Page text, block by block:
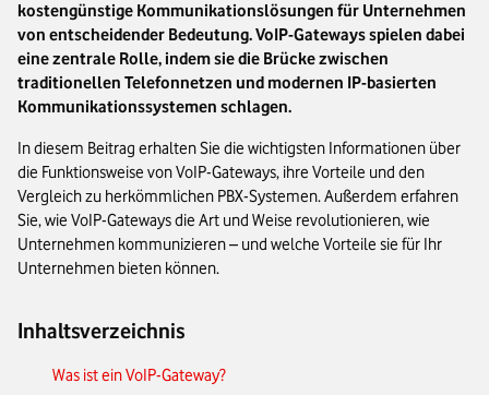
kostengünstige Kommunikationslösungen für Unternehmen
von entscheidender Bedeutung. VoIP-Gateways spielen dabei
eine zentrale Rolle, indem sie die Brücke zwischen
traditionellen Telefonnetzen und modernen IP-basierten
Kommunikationssystemen schlagen.
In diesem Beitrag erhalten Sie die wichtigsten Informationen über
die Funktionsweise von VoIP-Gateways, ihre Vorteile und den
Vergleich zu herkömmlichen PBX-Systemen. Außerdem erfahren
Sie, wie VoIP-Gateways die Art und Weise revolutionieren, wie
Unternehmen kommunizieren – und welche Vorteile sie für Ihr
Unternehmen bieten können.
Inhaltsverzeichnis
Was ist ein VoIP-Gateway?